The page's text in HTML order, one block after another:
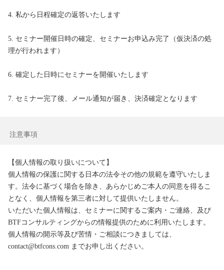
4. 私から日程確定の返答いたします
5. セミナー開催日時の確定、セミナーお申込み完了（仮決済の処
理が行われます）
6. 確定した日時にセミナーを開催いたします
7. セミナー完了後、メール通知が届き、決済確定となります
注意事項
【個人情報の取り扱いについて】
個人情報の保護に関する日本の法令その他の規範を遵守いたしま
す。法令に基づく場合を除き、あらかじめご本人の同意を得るこ
となく、個人情報を第三者に対して提供いたしません。
いただいた個人情報は、セミナーに関するご案内・ご連絡、及び
BTFコンサルティングからの情報提供のために利用いたします。
個人情報の開示等及び苦情・ご相談につきましては、
contact@btfcons.com までお申し出ください。